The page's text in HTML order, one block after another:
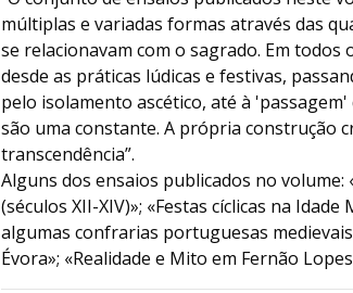
múltiplas e variadas formas através das
se relacionavam com o sagrado. Em todos
desde as práticas lúdicas e festivas,
pelo isolamento ascético, até à
são uma constante. A própria construção
transcendência”.
Alguns dos ensaios publicados no
(séculos XII-XIV)»; «Festas cíclicas na
algumas confrarias portuguesas
Évora»; «Realidade e Mito em Fernão